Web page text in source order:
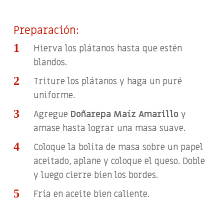
Preparación:
Hierva los plátanos hasta que estén
blandos.
Triture los plátanos y haga un puré
uniforme.
Agregue Doñarepa Maíz Amarillo y
amase hasta lograr una masa suave.
Coloque la bolita de masa sobre un papel
aceitado, aplane y coloque el queso. Doble
y luego cierre bien los bordes.
Fría en aceite bien caliente.